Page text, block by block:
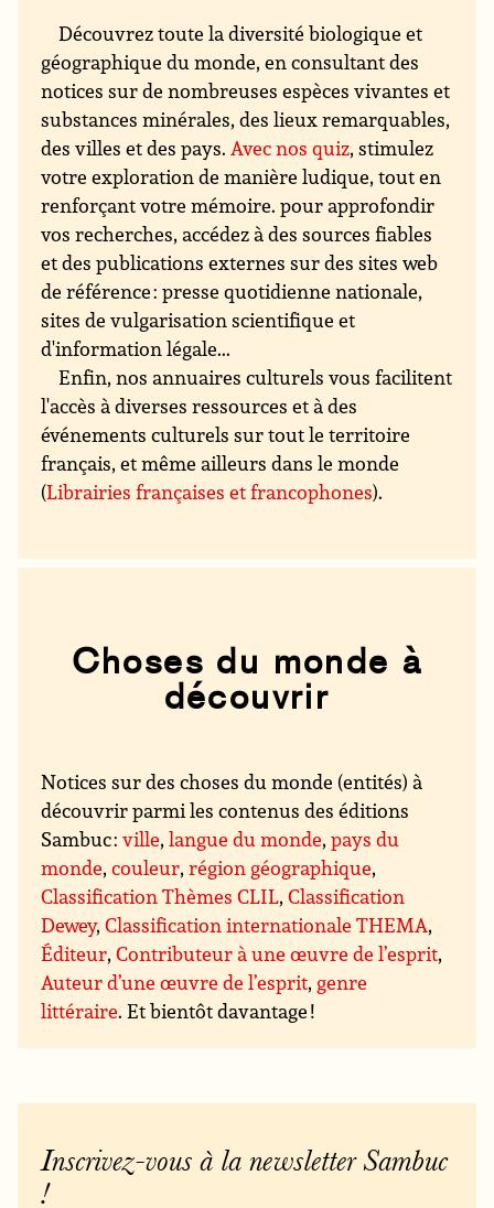
Découvrez toute la diversité biologique et
géographique du monde, en consultant des
notices sur de nombreuses espèces vivantes et
substances minérales, des lieux remarquables,
des villes et des pays.Avec nos quiz, stimulez
votre exploration de manière ludique, tout en
renforçant votre mémoire. pour approfondir
vos recherches, accédez à des sources fiables
et des publications externes sur des sites web
de référence : presse quotidienne nationale,
sites de vulgarisation scientifique et
d'information légale...
Enfin, nos annuaires culturels vous facilitent
l'accès à diverses ressources et à des
événements culturels sur tout le territoire
français, et même ailleurs dans le monde
(Librairies françaises et francophones).
Choses du monde à
découvrir
Notices sur des choses du monde (entités) à
découvrir parmi les contenus des éditions
Sambuc :ville,langue du monde,pays du
monde,couleur,région géographique,
Classification Thèmes CLIL,Classification
Dewey,Classification internationale THEMA,
Éditeur,Contributeur à une œuvre de l’esprit,
Auteur d’une œuvre de l’esprit, genre
littéraire. Et bientôt davantage !
Inscrivez-vous à la newsletter Sambuc
!